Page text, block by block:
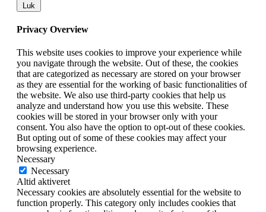
Luk
Privacy Overview
This website uses cookies to improve your experience while
you navigate through the website. Out of these, the cookies
that are categorized as necessary are stored on your browser
as they are essential for the working of basic functionalities of
the website. We also use third-party cookies that help us
analyze and understand how you use this website. These
cookies will be stored in your browser only with your
consent. You also have the option to opt-out of these cookies.
But opting out of some of these cookies may affect your
browsing experience.
Necessary
Necessary
Altid aktiveret
Necessary cookies are absolutely essential for the website to
function properly. This category only includes cookies that